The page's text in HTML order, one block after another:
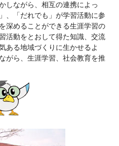
しながら、相互の連携によっ
、「だれでも」が学習活動に参
深めることができる生涯学習の
活動をとおして得た知識、交流
ある地域づくりに生かせるよ
がら、生涯学習、社会教育を推